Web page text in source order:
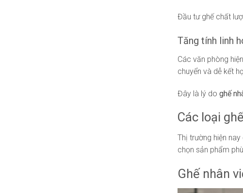
Đầu tư ghế chất
Tăng tính linh
Các văn phòng
chuyển và dễ kết
Đây là lý do ghế
Các loại
Thị trường hiện
chọn sản phẩm
Ghế nhân